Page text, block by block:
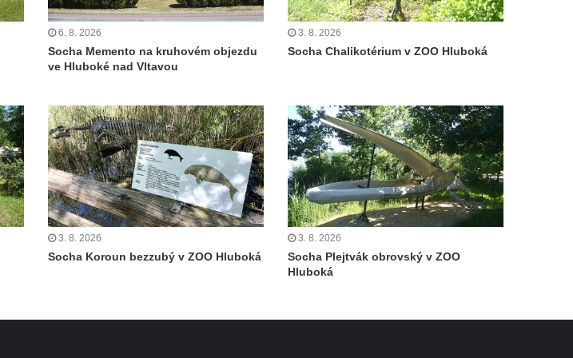
6. 8. 2026
Socha Memento na kruhovém objezdu
ve Hluboké nad Vltavou
3. 8. 2026
Socha Chalikotérium v ZOO Hluboká
3. 8. 2026
Socha Koroun bezzubý v ZOO Hluboká
3. 8. 2026
Socha Plejtvák obrovský v ZOO
Hluboká